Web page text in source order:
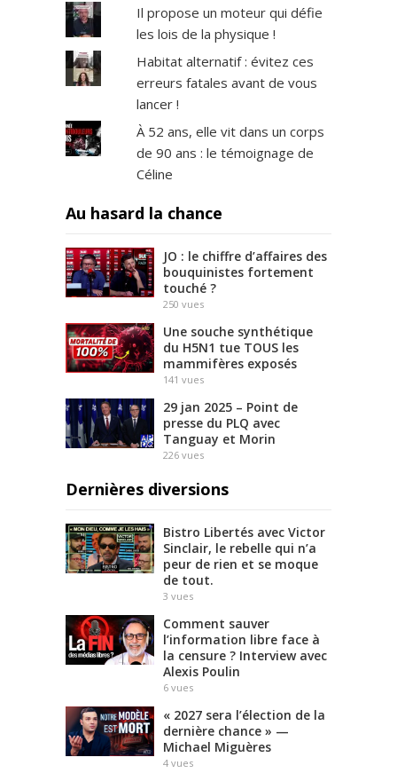
Il propose un moteur qui défie
les lois de la physique !
Habitat alternatif : évitez ces
erreurs fatales avant de vous
lancer !
À 52 ans, elle vit dans un corps
de 90 ans : le témoignage de
Céline
Au hasard la chance
JO : le chiffre d’affaires des
bouquinistes fortement
touché ?
250 vues
Une souche synthétique
du H5N1 tue TOUS les
mammifères exposés
141 vues
29 jan 2025 – Point de
presse du PLQ avec
Tanguay et Morin
226 vues
Dernières diversions
Bistro Libertés avec Victor
Sinclair, le rebelle qui n’a
peur de rien et se moque
de tout.
3 vues
Comment sauver
l’information libre face à
la censure ? Interview avec
Alexis Poulin
6 vues
« 2027 sera l’élection de la
dernière chance » —
Michael Miguères
4 vues